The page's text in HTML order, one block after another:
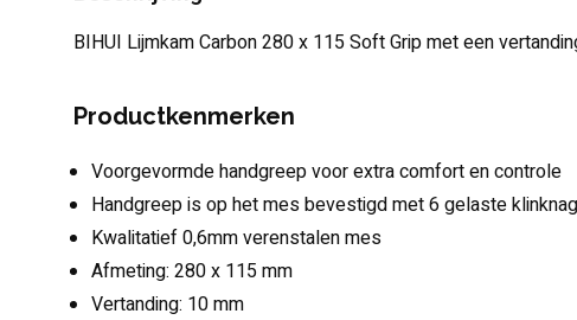
BIHUI Lijmkam Carbon 280 x 115 Soft Grip met een
Productkenmerken
Voorgevormde handgreep voor extra comfort en controle
Handgreep is op het mes bevestigd met 6 gelaste
Kwalitatief 0,6mm verenstalen mes
Afmeting: 280 x 115 mm
Vertanding: 10 mm